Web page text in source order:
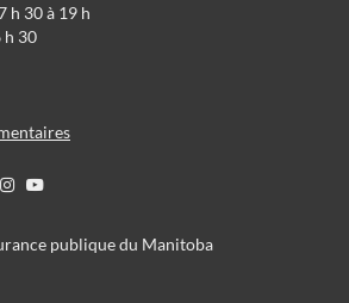
h 30 à 19 h
h 30
publique du Manitoba